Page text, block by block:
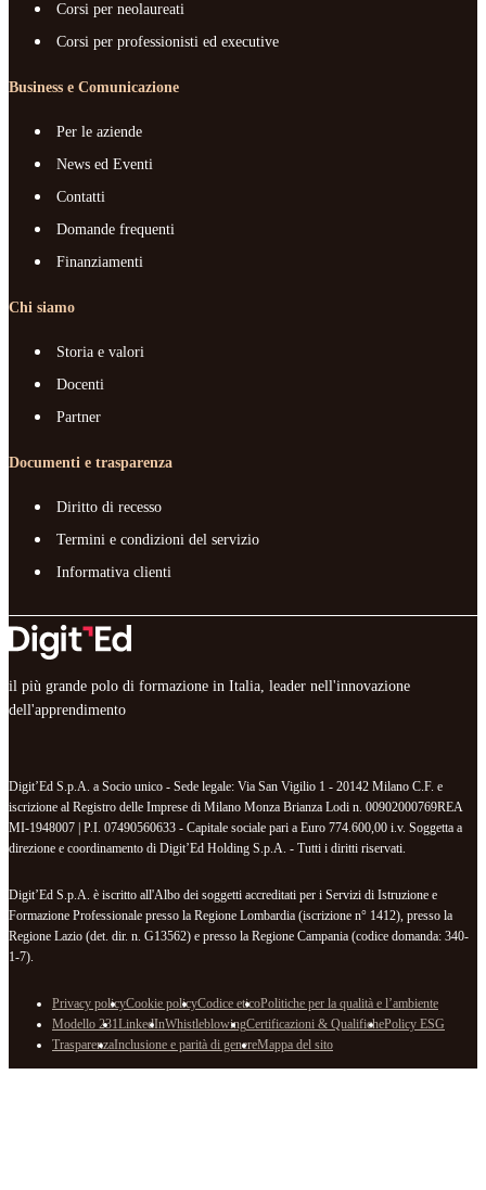
Corsi per neolaureati
Corsi per professionisti ed executive
Business e Comunicazione
Per le aziende
News ed Eventi
Contatti
Domande frequenti
Finanziamenti
Chi siamo
Storia e valori
Docenti
Partner
Documenti e trasparenza
Diritto di recesso
Termini e condizioni del servizio
Informativa clienti
il più grande polo di formazione in Italia, leader nell'innovazione
dell'apprendimento
Digit’Ed S.p.A. a Socio unico - Sede legale: Via San Vigilio 1 - 20142 Milano C.F. e
iscrizione al Registro delle Imprese di Milano Monza Brianza Lodi n. 00902000769REA
MI-1948007 | P.I. 07490560633 - Capitale sociale pari a Euro 774.600,00 i.v. Soggetta a
direzione e coordinamento di Digit’Ed Holding S.p.A. - Tutti i diritti riservati.
Digit’Ed S.p.A. è iscritto all'Albo dei soggetti accreditati per i Servizi di Istruzione e
Formazione Professionale presso la Regione Lombardia (iscrizione n° 1412), presso la
Regione Lazio (det. dir. n. G13562) e presso la Regione Campania (codice domanda: 340-
1-7).
Privacy policyCookie policyCodice eticoPolitiche per la qualità e l’ambiente
Modello 231LinkedInWhistleblowingCertificazioni & QualifichePolicy ESG
TrasparenzaInclusione e parità di genereMappa del sito